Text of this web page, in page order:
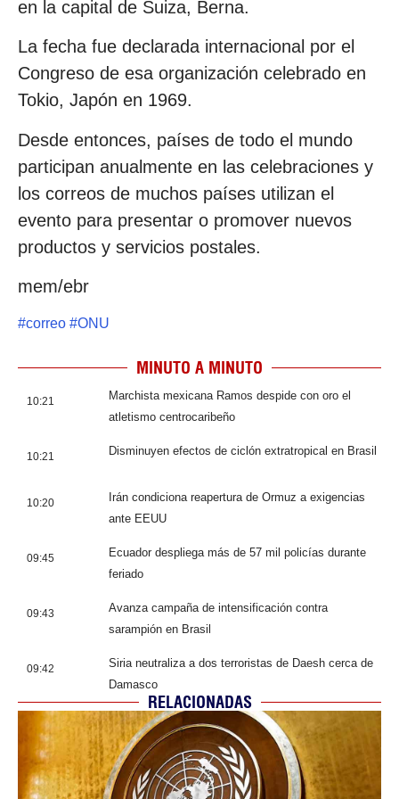
en la capital de Suiza, Berna.
La fecha fue declarada internacional por el
Congreso de esa organización celebrado en
Tokio, Japón en 1969.
Desde entonces, países de todo el mundo
participan anualmente en las celebraciones y
los correos de muchos países utilizan el
evento para presentar o promover nuevos
productos y servicios postales.
mem/ebr
#correo #ONU
MINUTO A MINUTO
10:21
Marchista mexicana Ramos despide con oro el
atletismo centrocaribeño
10:21 Disminuyen efectos de ciclón extratropical en Brasil
10:20
Irán condiciona reapertura de Ormuz a exigencias
ante EEUU
09:45
Ecuador despliega más de 57 mil policías durante
feriado
09:43
Avanza campaña de intensificación contra
sarampión en Brasil
09:42
Siria neutraliza a dos terroristas de Daesh cerca de
Damasco
RELACIONADAS